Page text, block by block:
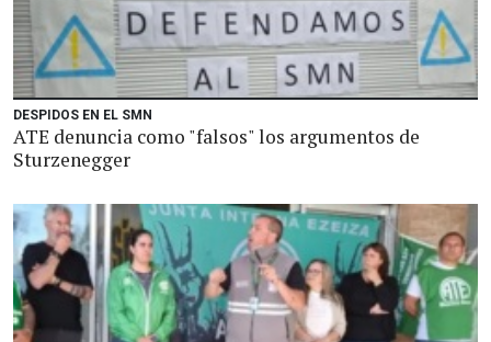
DESPIDOS EN EL SMN
ATE denuncia como "falsos" los argumentos de
Sturzenegger